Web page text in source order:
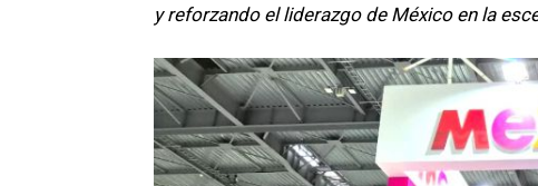
y reforzando el liderazgo de México en la